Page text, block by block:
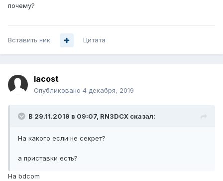
почему?
Вставить ник Цитата
lacost
Опубликовано 4 декабря, 2019
В 29.11.2019 в 09:07, RN3DCX сказал:
На какого если не секрет?
а приставки есть?
На bdcom